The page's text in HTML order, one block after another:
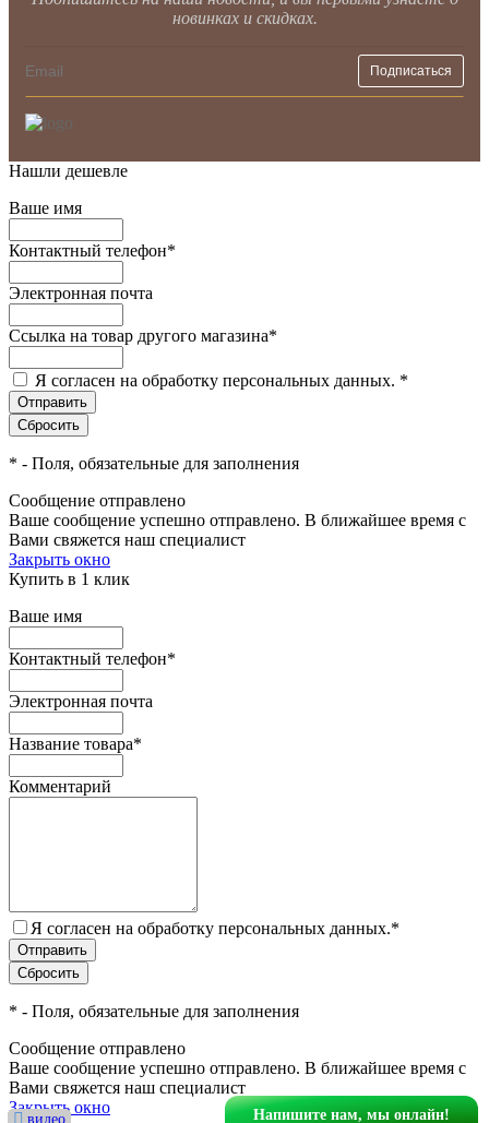
видео
видео
видео
видео
видео
видео
видео
видео
видео
видео
новинках и скидках.
Нашли дешевле
Ваше имя
Контактный телефон*
Электронная почта
Ссылка на товар другого магазина*
Я согласен на обработку персональных данных. *
* - Поля, обязательные для заполнения
Сообщение отправлено
Ваше сообщение успешно отправлено. В ближайшее время с
Вами свяжется наш специалист
Закрыть окно
Купить в 1 клик
Ваше имя
Контактный телефон*
Электронная почта
Название товара*
Комментарий
Я согласен на обработку персональных данных.*
* - Поля, обязательные для заполнения
Сообщение отправлено
Ваше сообщение успешно отправлено. В ближайшее время с
Вами свяжется наш специалист
Закрыть окно
Напишите нам, мы онлайн!